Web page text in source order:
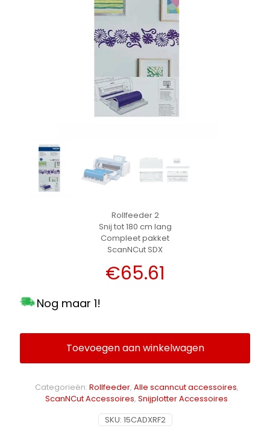
Rollfeeder 2
Snij tot 180 cm lang
Compleet pakket
ScanNCut SDX
€65.61
Nog maar 1!
Toevoegen aan winkelwagen
SKU: 15CADXRF2
Categorieën: Rollfeeder, Alle scanncut accessoires,
ScanNCut Accessoires, Snijplotter Accessoires